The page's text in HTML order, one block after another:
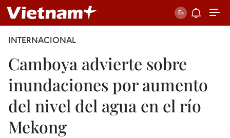
INTERNACIONAL
Camboya advierte sobre
inundaciones por aumento
del nivel del agua en el río
Mekong